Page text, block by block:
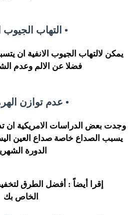
• التهاب الجيوب
يمكن لالتهاب الجيوب الانفية ان
فضلا عن الالم وعدم
• عدم توازن
وجدت بعض الدراسات الامريكية ان
يسبب الصداع خاصة صداع العين
الدورة
إقرا أيضاً : أفضل الطرق
الخاص بك